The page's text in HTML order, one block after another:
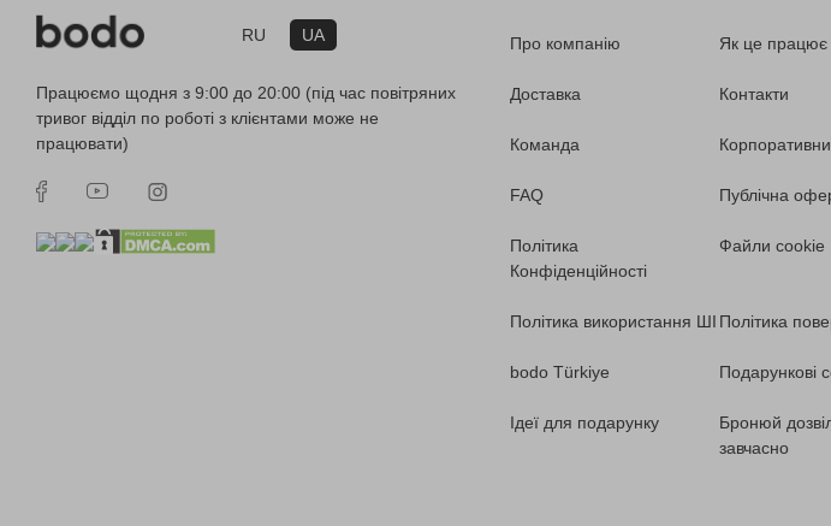
RU UA
Працюємо щодня з 9:00 до 20:00 (під час повітряних
тривог відділ по роботі з клієнтами може не
працювати)
Про компанію Як це працює
Доставка Контакти
Команда
FAQ Публічна
Політика
Конфіденційності
Файли cookie
Політика використання ШІ Політика
bodo Türkiye Подарункові
Ідеї для подарунку
Бронюй
завчасно